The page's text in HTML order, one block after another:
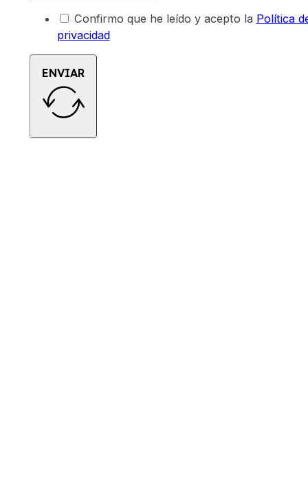
Confirmo que he leído y acepto la Política
privacidad
ENVIAR